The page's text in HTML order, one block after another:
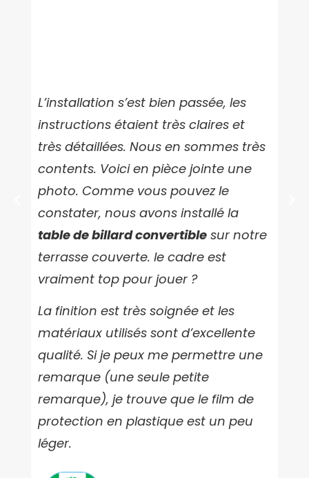
L’installation s’est bien passée, les
instructions étaient très claires et
très détaillées. Nous en sommes très
contents. Voici en pièce jointe une
photo. Comme vous pouvez le
constater, nous avons installé la
table de billard convertible sur notre
terrasse couverte. le cadre est
vraiment top pour jouer ?
La finition est très soignée et les
matériaux utilisés sont d’excellente
qualité. Si je peux me permettre une
remarque (une seule petite
remarque), je trouve que le film de
protection en plastique est un peu
léger.